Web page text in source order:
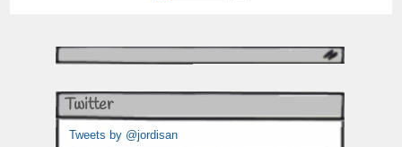
Twitter
Tweets by @jordisan